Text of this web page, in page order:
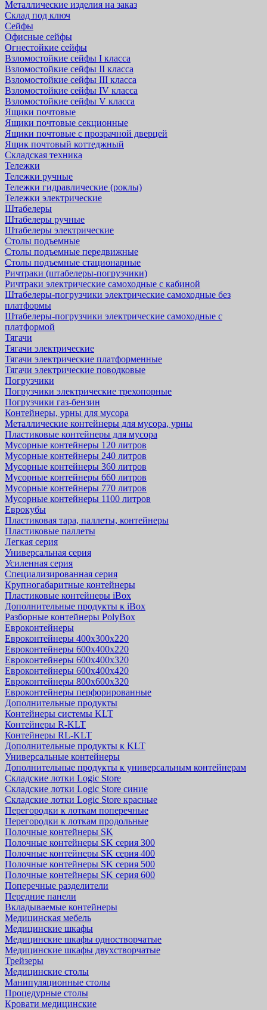
Металлические изделия на заказ
Склад под ключ
Сейфы
Офисные сейфы
Огнестойкие сейфы
Взломостойкие сейфы I класса
Взломостойкие сейфы II класса
Взломостойкие сейфы III класса
Взломостойкие сейфы IV класса
Взломостойкие сейфы V класса
Ящики почтовые
Ящики почтовые секционные
Ящики почтовые с прозрачной дверцей
Ящик почтовый коттеджный
Складская техника
Тележки
Тележки ручные
Тележки гидравлические (роклы)
Тележки электрические
Штабелеры
Штабелеры ручные
Штабелеры электрические
Столы подъемные
Столы подъемные передвижные
Столы подъемные стационарные
Ричтраки (штабелеры-погрузчики)
Ричтраки электрические самоходные с кабиной
Штабелеры-погрузчики электрические самоходные без
платформы
Штабелеры-погрузчики электрические самоходные с
платформой
Тягачи
Тягачи электрические
Тягачи электрические платформенные
Тягачи электрические поводковые
Погрузчики
Погрузчики электрические трехопорные
Погрузчики газ-бензин
Контейнеры, урны для мусора
Металлические контейнеры для мусора, урны
Пластиковые контейнеры для мусора
Мусорные контейнеры 120 литров
Мусорные контейнеры 240 литров
Мусорные контейнеры 360 литров
Мусорные контейнеры 660 литров
Мусорные контейнеры 770 литров
Мусорные контейнеры 1100 литров
Еврокубы
Пластиковая тара, паллеты, контейнеры
Пластиковые паллеты
Легкая серия
Универсальная серия
Усиленная серия
Специализированная серия
Крупногабаритные контейнеры
Пластиковые контейнеры iBox
Дополнительные продукты к iBox
Разборные контейнеры PolyBox
Евроконтейнеры
Евроконтейнеры 400х300х220
Евроконтейнеры 600х400х220
Евроконтейнеры 600х400х320
Евроконтейнеры 600х400х420
Евроконтейнеры 800х600х320
Евроконтейнеры перфорированные
Дополнительные продукты
Контейнеры системы KLT
Контейнеры R-KLT
Контейнеры RL-KLT
Дополнительные продукты к KLT
Универсальные контейнеры
Дополнительные продукты к универсальным контейнерам
Складские лотки Logic Store
Складские лотки Logic Store синие
Складские лотки Logic Store красные
Перегородки к лоткам поперечные
Перегородки к лоткам продольные
Полочные контейнеры SK
Полочные контейнеры SK серия 300
Полочные контейнеры SK серия 400
Полочные контейнеры SK серия 500
Полочные контейнеры SK серия 600
Поперечные разделители
Передние панели
Вкладываемые контейнеры
Медицинская мебель
Медицинские шкафы
Медицинские шкафы одностворчатые
Медицинские шкафы двухстворчатые
Трейзеры
Медицинские столы
Манипуляционные столы
Процедурные столы
Кровати медицинские